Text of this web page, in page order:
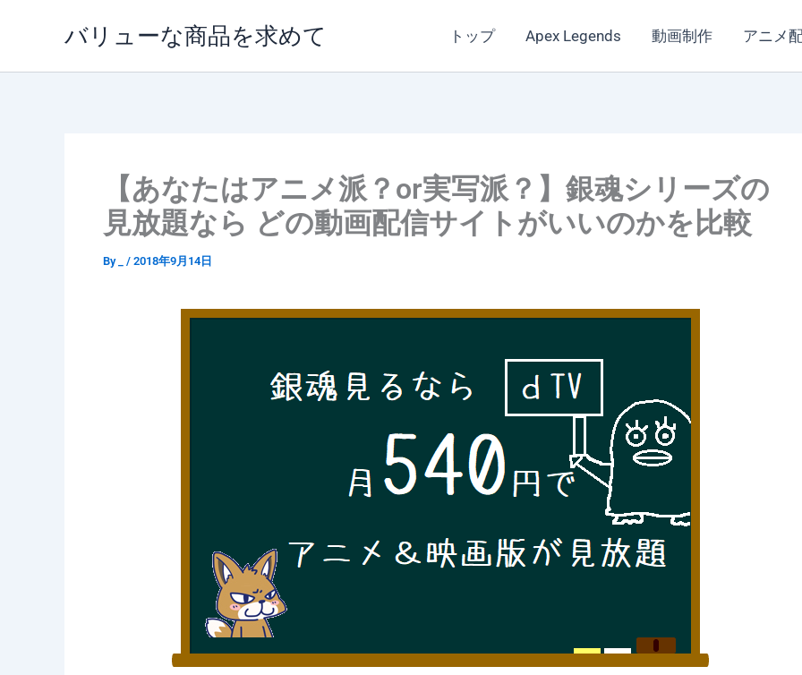
バリューな商品を求めて トップ Apex Legends 動画制作 アニメ
【あなたはアニメ派？or実写派？】銀魂シリーズの
見放題なら どの動画配信サイトがいいのかを比較
By / 2018年9月14日